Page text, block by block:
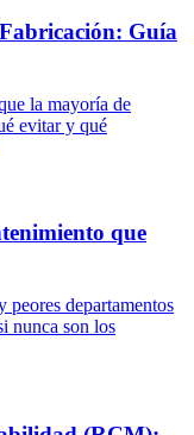
Guía
la mayoría de
evitar y qué
que
departamentos
nunca son los